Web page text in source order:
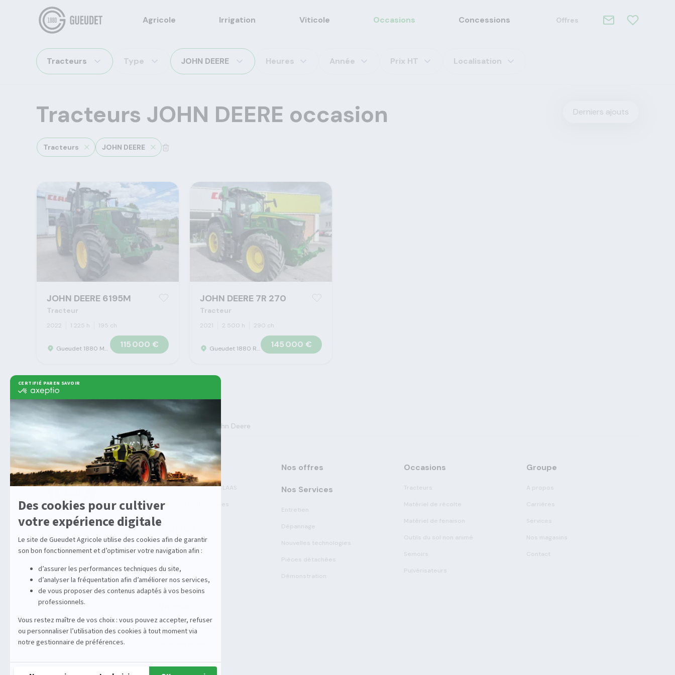
Agricole Irrigation Viticole Occasions Concessions Offres
Tracteurs Type JOHN DEERE Heures Année Prix HT Localisation
Tracteurs JOHN DEERE occasion Derniers ajouts
Tracteurs JOHN DEERE
JOHN DEERE 6195M
Tracteur
2022 1 225 h 195 ch
Gueudet 1880 Marolles - Concession Claas 115 000 €
JOHN DEERE 7R 270
Tracteur
2021 2 500 h 290 ch
Gueudet 1880 Reims - Concession Claas 145 000 €
Gueudet 1880 Machine agricole > Tracteurs > John Deere
Agricole
Machines Agricoles CLAAS
Solutions multimarques
Irrigation
Enrouleurs
Stations
Équipements
Entretien de la vigne
Nos offres
Nos Services
Occasions Groupe